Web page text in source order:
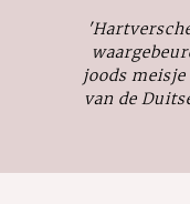
joods
van de